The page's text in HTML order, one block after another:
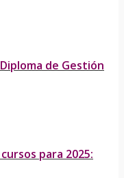
de Gestión
para 2025: